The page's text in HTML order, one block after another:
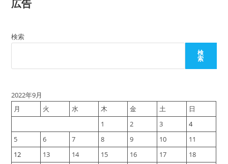
App
広告
検索
検
索
2022年9月
月
火 水 木 金 土
日
1
2 3
4
5
6 7 8 9 10
11
12
13 14 15 16 17
18